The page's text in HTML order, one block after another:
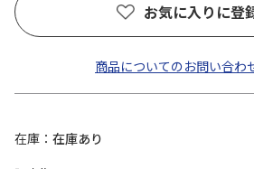
お気に入りに登
商品についてのお問い合わ
在庫
在庫あり